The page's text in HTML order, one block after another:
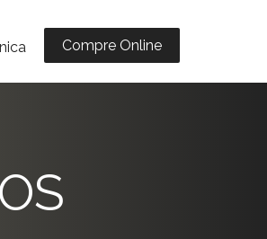
Compre Online